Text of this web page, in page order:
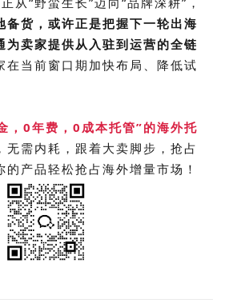
备货，或许正是把握下一轮出海
为卖家提供从入驻到运营的全链
在当前窗口期加快布局、降低试
，0年费，0成本托管”的海外托
无需内耗，跟着大卖脚步，抢占
产品轻松抢占海外增量市场！